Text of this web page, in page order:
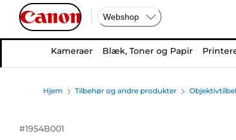
Webshop
Kameraer Blæk, Toner og Papir
Hjem Tilbehør og andre produkter
#1954B001